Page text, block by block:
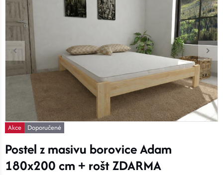
Akce Doporučené
Postel z masivu borovice Adam
180x200 cm + rošt ZDARMA